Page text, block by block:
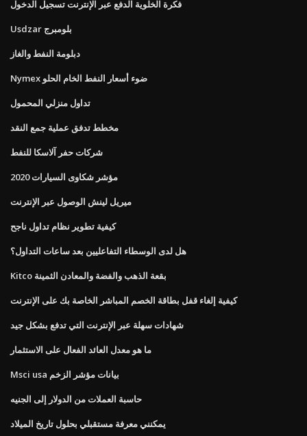
فكرة الخلوية الدفع عبر الإنترنت تسجيل الدخول
Usdzar بلومبرج
دبلومة النفط والغاز
Nymex ضوء أسعار النفط الخام الحلو
تداول منزلي المحمول
مخطط تدفق عملية جمع النقد
شركات حفر آلاسكا للنفط
2020 مؤشر شكاوى السيارات
ميريل لينش الوصول عبر الإنترنت
كيفية تطوير نظام تداول ناجح
هل لدى الوسطاء التفاعليين بعد ساعات التداول؟
Kitco بقعة الذهب والفضة والمعادن الثمينة
كيفية إلغاء قفل بطاقة الخصم المباشر الخاصة بك على الإنترنت
شهادات سهلة عبر الإنترنت التي تدفع بشكل جيد
ما هو معدل العائد الفعال على الاستثمار
Msci usa بيانات مؤشر الزخم
حاسبة العملات من الدولار إلى الجنيه
يمكنني معرفة مستقبلي بحلول تاريخ الميلاد